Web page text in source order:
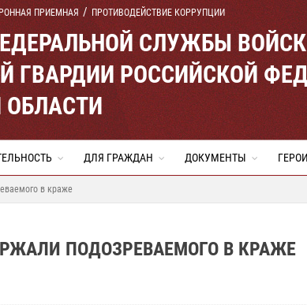
ПРИЕМНАЯ ПРОТИВОДЕЙСТВИЕ КОРРУПЦИИ
СЛУЖБЫ ВОЙСК
ГВАРДИИ РОССИЙСКОЙ
ОБЛАСТИ
ДЛЯ ГРАЖДАН ДОКУМЕНТЫ ГЕРОИ
в краже
ПОДОЗРЕВАЕМОГО В КРАЖЕ